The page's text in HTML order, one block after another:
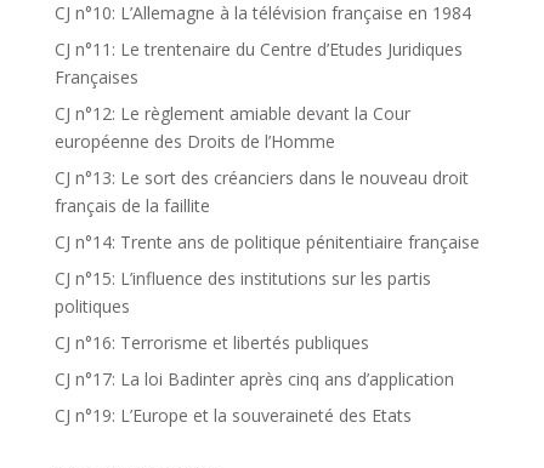
CJ n°10: L’Allemagne à la télévision française en 1984
CJ n°11: Le trentenaire du Centre d’Etudes Juridiques
Françaises
CJ n°12: Le règlement amiable devant la Cour
européenne des Droits de l’Homme
CJ n°13: Le sort des créanciers dans le nouveau droit
français de la faillite
CJ n°14: Trente ans de politique pénitentiaire française
CJ n°15: L’influence des institutions sur les partis
politiques
CJ n°16: Terrorisme et libertés publiques
CJ n°17: La loi Badinter après cinq ans d’application
CJ n°19: L’Europe et la souveraineté des Etats